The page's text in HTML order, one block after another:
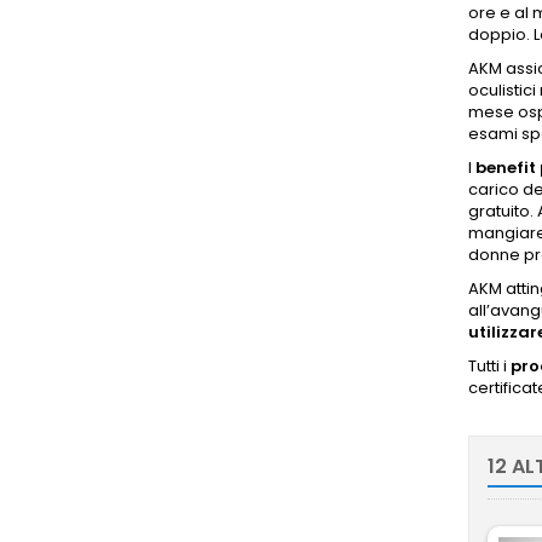
ore e al
doppio.
AKM
oculistici
mese
esami
I benefit
carico
gratuito.
donne
AKM
Tutti i
12